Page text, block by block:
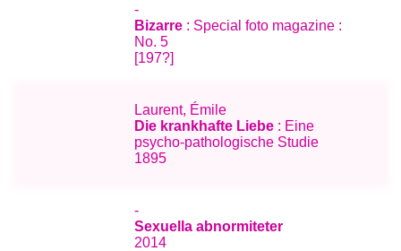
-
Bizarre : Special foto magazine :
No. 5
[197?]
Laurent, Émile
Die krankhafte Liebe : Eine
psycho-pathologische Studie
1895
-
Sexuella abnormiteter
2014